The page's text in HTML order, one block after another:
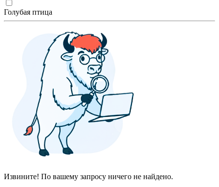
Голубая птица
Извините! По вашему запросу ничего не найдено.